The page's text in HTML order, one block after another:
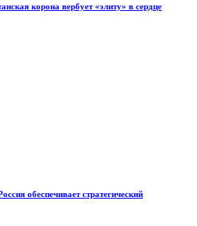
корона вербует «элиту» в сердце
обеспечивает стратегический